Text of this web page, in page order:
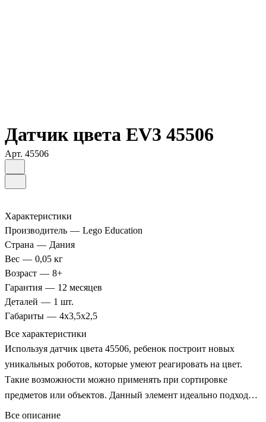
Датчик цвета EV3 45506
Арт. 45506
Характеристики
Производитель — Lego Education
Страна — Дания
Вес — 0,05 кг
Возраст — 8+
Гарантия — 12 месяцев
Деталей — 1 шт.
Габариты — 4x3,5x2,5
Все характеристики
Используя датчик цвета 45506, ребенок построит новых
уникальных роботов, которые умеют реагировать на цвет.
Такие возможности можно применять при сортировке
предметов или объектов. Данный элемент идеально подходит
для набора Mindstorms EV3.
Все описание